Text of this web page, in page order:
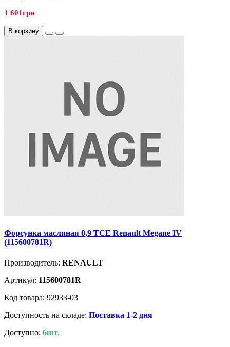
1 601грн
В корзину
Форсунка масляная 0,9 TCE Renault Megane IV
(115600781R)
Производитель: RENAULT
Артикул: 115600781R
Код товара: 92933-03
Доступность на складе: Поставка 1-2 дня
Доступно: 6шт.